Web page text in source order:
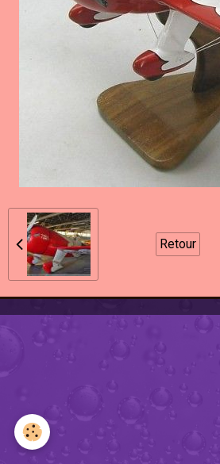
Retour